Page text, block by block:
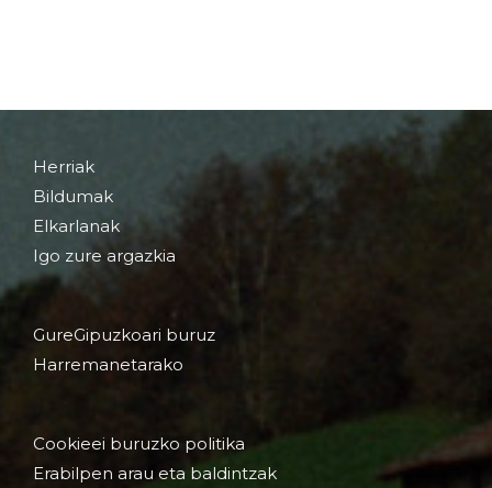
Herriak
Bildumak
Elkarlanak
Igo zure argazkia
GureGipuzkoari buruz
Harremanetarako
Cookieei buruzko politika
Erabilpen arau eta baldintzak